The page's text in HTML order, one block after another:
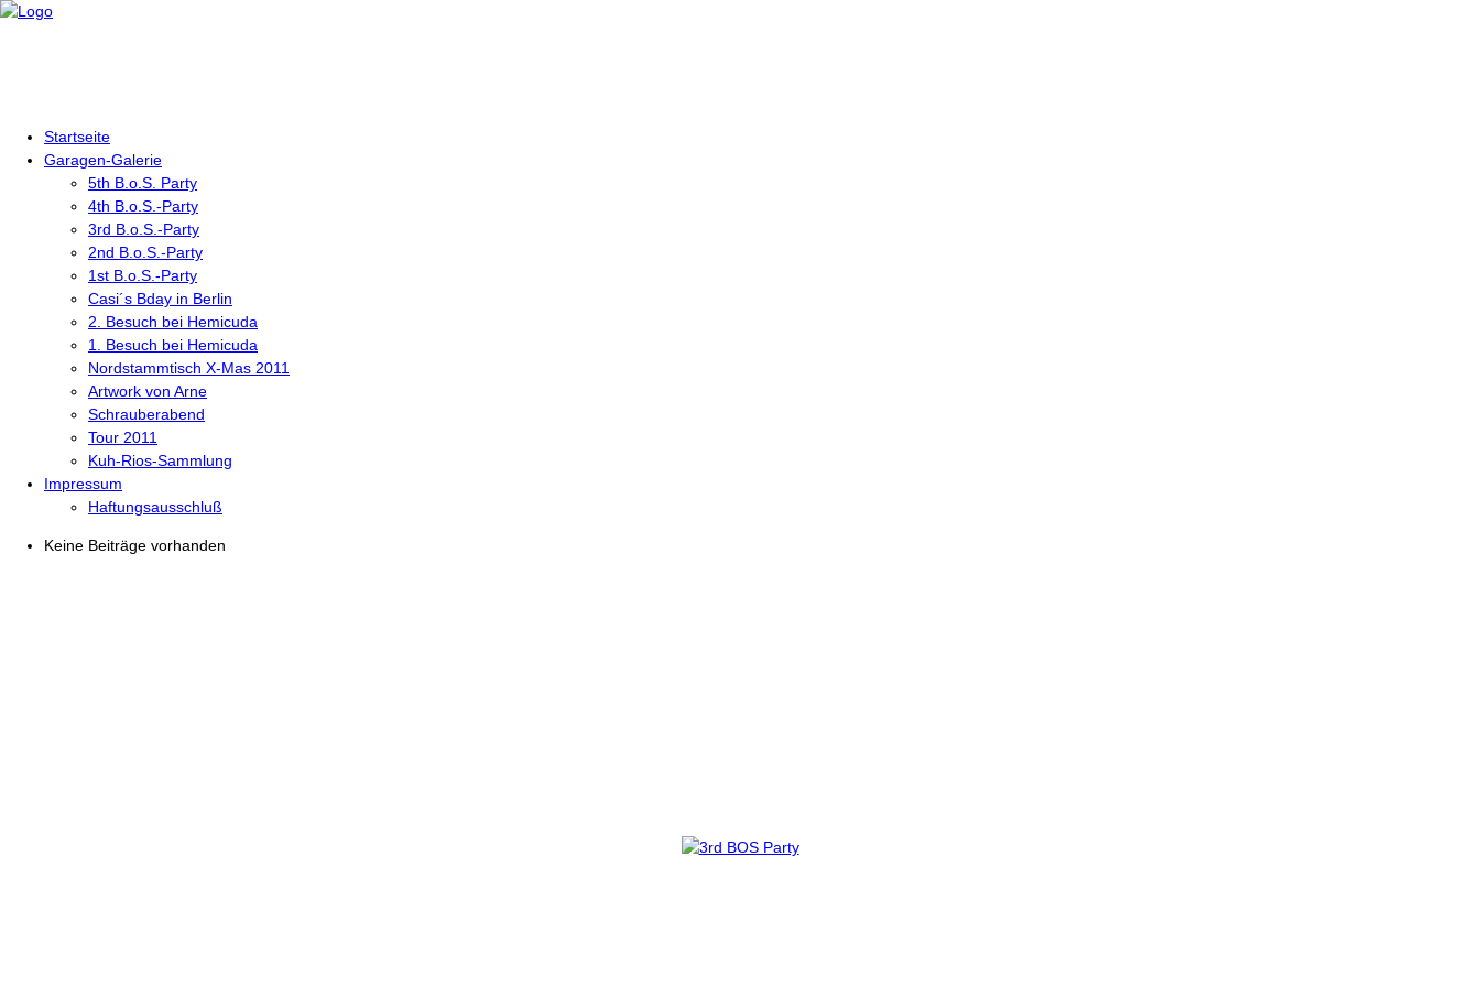
Startseite
Garagen-Galerie
5th B.o.S. Party
4th B.o.S.-Party
3rd B.o.S.-Party
2nd B.o.S.-Party
1st B.o.S.-Party
Casi´s Bday in Berlin
2. Besuch bei Hemicuda
1. Besuch bei Hemicuda
Nordstammtisch X-Mas 2011
Artwork von Arne
Schrauberabend
Tour 2011
Kuh-Rios-Sammlung
Impressum
Haftungsausschluß
Keine Beiträge vorhanden